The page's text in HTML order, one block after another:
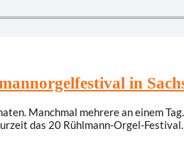
in
Manchmal mehrere an einem
das 20 Rühlmann-Orgel-Festival.